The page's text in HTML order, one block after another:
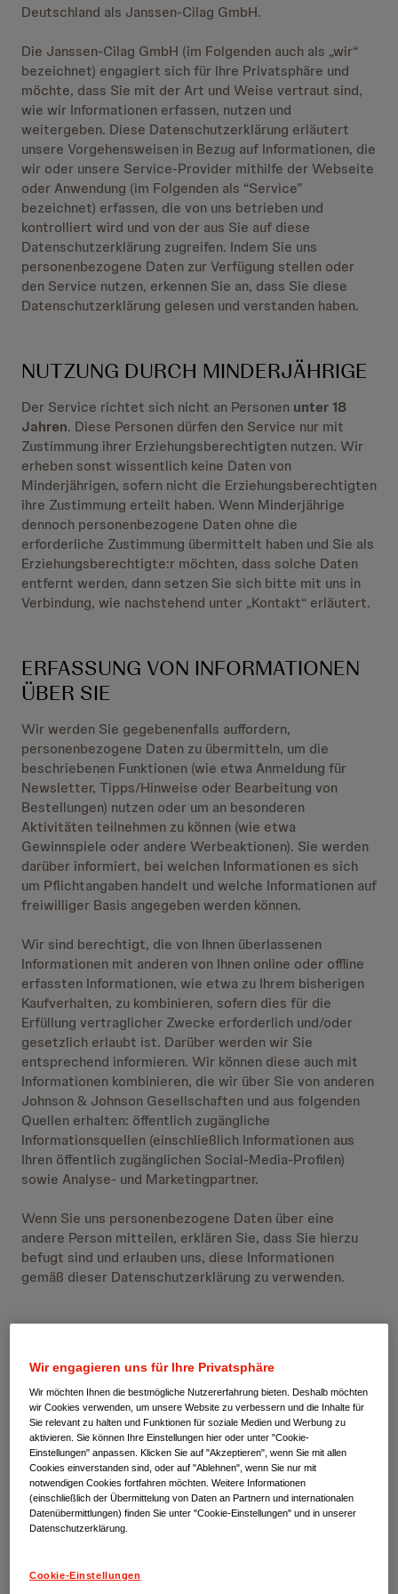
Deutschland als Janssen-Cilag GmbH.
Die Janssen-Cilag GmbH (im Folgenden auch als „wir“
bezeichnet) engagiert sich für Ihre Privatsphäre und
möchte, dass Sie mit der Art und Weise vertraut sind,
wie wir Informationen erfassen, nutzen und
weitergeben. Diese Datenschutzerklärung erläutert
unsere Vorgehensweisen in Bezug auf Informationen, die
wir oder unsere Service-Provider mithilfe der Webseite
oder Anwendung (im Folgenden als “Service”
bezeichnet) erfassen, die von uns betrieben und
kontrolliert wird und von der aus Sie auf diese
Datenschutzerklärung zugreifen. Indem Sie uns
personenbezogene Daten zur Verfügung stellen oder
den Service nutzen, erkennen Sie an, dass Sie diese
Datenschutzerklärung gelesen und verstanden haben.
NUTZUNG DURCH MINDERJÄHRIGE
Der Service richtet sich nicht an Personen unter 18
Jahren. Diese Personen dürfen den Service nur mit
Zustimmung ihrer Erziehungsberechtigten nutzen. Wir
erheben sonst wissentlich keine Daten von
Minderjährigen, sofern nicht die Erziehungsberechtigten
ihre Zustimmung erteilt haben. Wenn Minderjährige
dennoch personenbezogene Daten ohne die
erforderliche Zustimmung übermittelt haben und Sie als
Erziehungsberechtigte:r möchten, dass solche Daten
entfernt werden, dann setzen Sie sich bitte mit uns in
Verbindung, wie nachstehend unter „Kontakt“ erläutert.
ERFASSUNG VON INFORMATIONEN
ÜBER SIE
Wir werden Sie gegebenenfalls auffordern,
personenbezogene Daten zu übermitteln, um die
beschriebenen Funktionen (wie etwa Anmeldung für
Newsletter, Tipps/Hinweise oder Bearbeitung von
Bestellungen) nutzen oder um an besonderen
Aktivitäten teilnehmen zu können (wie etwa
Gewinnspiele oder andere Werbeaktionen). Sie werden
darüber informiert, bei welchen Informationen es sich
um Pflichtangaben handelt und welche Informationen auf
freiwilliger Basis angegeben werden können.
Wir sind berechtigt, die von Ihnen überlassenen
Informationen mit anderen von Ihnen online oder offline
erfassten Informationen, wie etwa zu Ihrem bisherigen
Kaufverhalten, zu kombinieren, sofern dies für die
Erfüllung vertraglicher Zwecke erforderlich und/oder
gesetzlich erlaubt ist. Darüber werden wir Sie
entsprechend informieren. Wir können diese auch mit
Informationen kombinieren, die wir über Sie von anderen
Johnson & Johnson Gesellschaften und aus folgenden
Quellen erhalten: öffentlich zugängliche
Informationsquellen (einschließlich Informationen aus
Ihren öffentlich zugänglichen Social-Media-Profilen)
sowie Analyse- und Marketingpartner.
Wenn Sie uns personenbezogene Daten über eine
andere Person mitteilen, erklären Sie, dass Sie hierzu
befugt sind und erlauben uns, diese Informationen
gemäß dieser Datenschutzerklärung zu verwenden.
Außer wenn wir Sie ausdrücklich darum ersuchen oder
dazu auffordern, bitten wir Sie normalerweise nicht, uns
sensible personenbezogene Daten (z. B.
Sozialversicherungsnummern, Daten zu rassischer bzw.
ethnischer Herkunft, zu politischen Überzeugungen, zu
religiösen oder philosophischen Überzeugungen, zur
Gesundheit, zum Sexualleben oder zur sexuellen
Orientierung, zur kriminellen Vergangenheit oder zur
Mitgliedschaft bei Gewerkschaften oder zu
nicht mithilfe des Services oder auf andere Weise an
Wir engagieren uns für Ihre Privatsphäre
Wir möchten Ihnen die bestmögliche Nutzererfahrung bieten. Deshalb möchten
wir Cookies verwenden, um unsere Website zu verbessern und die Inhalte für
Sie relevant zu halten und Funktionen für soziale Medien und Werbung zu
aktivieren. Sie können Ihre Einstellungen hier oder unter "Cookie-
Einstellungen" anpassen. Klicken Sie auf "Akzeptieren", wenn Sie mit allen
Cookies einverstanden sind, oder auf "Ablehnen", wenn Sie nur mit
notwendigen Cookies fortfahren möchten. Weitere Informationen
(einschließlich der Übermittelung von Daten an Partnern und internationalen
Datenübermittlungen) finden Sie unter "Cookie-Einstellungen" und in unserer
Datenschutzerklärung.
Cookie-Einstellungen